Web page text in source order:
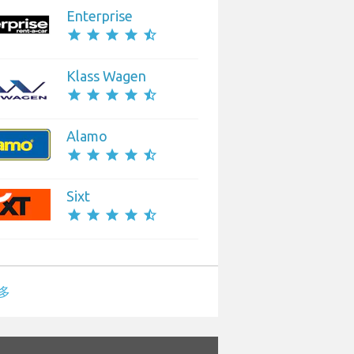
Enterprise
star star star star star_half
Klass Wagen
star star star star star_half
Alamo
star star star star star_half
Sixt
star star star star star_half